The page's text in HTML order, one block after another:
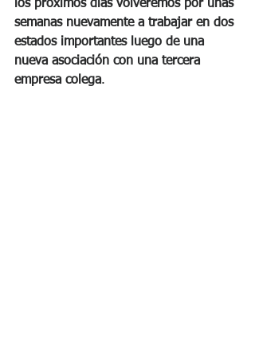
los próximos días volveremos por unas
semanas nuevamente a trabajar en dos
estados importantes luego de una
nueva asociación con una tercera
empresa colega.